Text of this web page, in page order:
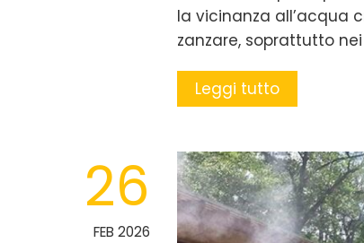
la vicinanza all’acqua
zanzare, soprattutto
Leggi tutto
26
FEB 2026